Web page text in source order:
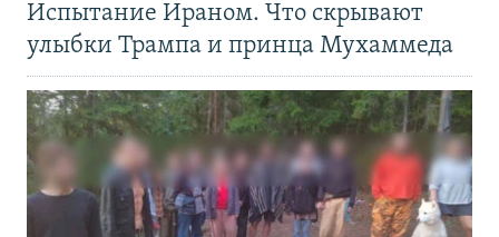
Испытание Ираном. Что скрывают
улыбки Трампа и принца Мухаммеда